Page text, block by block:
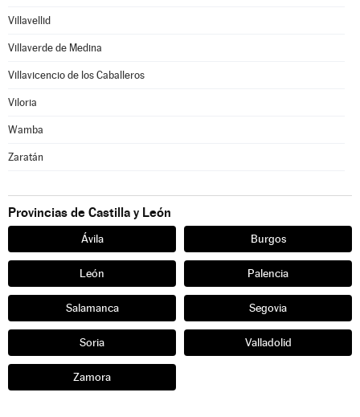
Villavellid
Villaverde de Medina
Villavicencio de los Caballeros
Viloria
Wamba
Zaratán
Provincias de Castilla y León
Ávila Burgos
León Palencia
Salamanca Segovia
Soria Valladolid
Zamora